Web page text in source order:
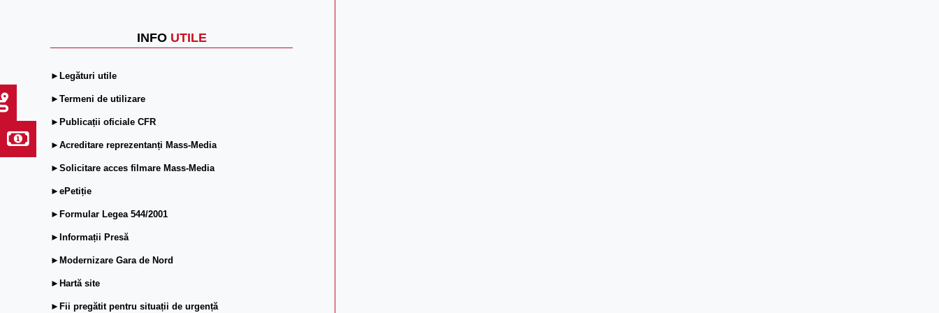
INFO UTILE
►Legături utile
►Termeni de utilizare
►Publicații oficiale CFR
►Acreditare reprezentanți Mass-Media
►Solicitare acces filmare Mass-Media
►ePetiție
►Formular Legea 544/2001
►Informații Presă
►Modernizare Gara de Nord
►Hartă site
►Fii pregătit pentru situații de urgență